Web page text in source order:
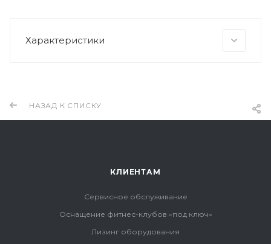
Характеристики
НАЗАД К СПИСКУ
КЛИЕНТАМ
Сервисное обслуживание
Оснащение фитнес-клубов «под ключ»
Лизинг оборудования